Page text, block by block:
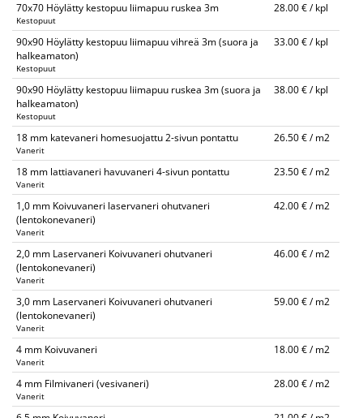
70x70 Höylätty kestopuu liimapuu ruskea 3m
Kestopuut
28.00 € / kpl
90x90 Höylätty kestopuu liimapuu vihreä 3m (suora ja
halkeamaton)
Kestopuut
33.00 € / kpl
90x90 Höylätty kestopuu liimapuu ruskea 3m (suora ja
halkeamaton)
Kestopuut
38.00 € / kpl
18 mm katevaneri homesuojattu 2-sivun pontattu
Vanerit
26.50 € / m2
18 mm lattiavaneri havuvaneri 4-sivun pontattu
Vanerit
23.50 € / m2
1,0 mm Koivuvaneri laservaneri ohutvaneri
(lentokonevaneri)
Vanerit
42.00 € / m2
2,0 mm Laservaneri Koivuvaneri ohutvaneri
(lentokonevaneri)
Vanerit
46.00 € / m2
3,0 mm Laservaneri Koivuvaneri ohutvaneri
(lentokonevaneri)
Vanerit
59.00 € / m2
4 mm Koivuvaneri
Vanerit
18.00 € / m2
4 mm Filmivaneri (vesivaneri)
Vanerit
28.00 € / m2